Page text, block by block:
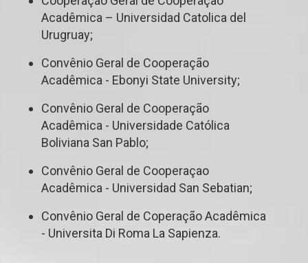
Acadêmica – Universidad Catolica del
Urugruay;
Convênio Geral de Cooperação
Acadêmica - Ebonyi State University;
Convênio Geral de Cooperação
Acadêmica - Universidade Católica
Boliviana San Pablo;
Convênio Geral de Cooperaçao
Acadêmica - Universidad San Sebatian;
Convênio Geral de Coperação Acadêmica
- Universita Di Roma La Sapienza.